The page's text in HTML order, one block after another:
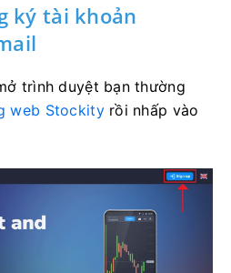
ký tài khoản
trình duyệt bạn thường
web Stockityrồi nhấp vào